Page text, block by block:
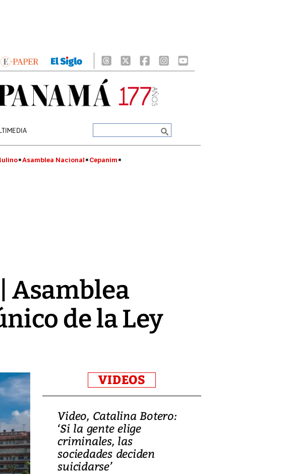
Asamblea Nacional Cepanim
Asamblea
de la Ley
VIDEOS
Video, Catalina Botero:
‘Si la gente elige
criminales, las
sociedades deciden
suicidarse’